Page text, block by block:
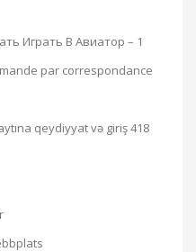
Играть В Авиатор – 1
par correspondance
qeydiyyat və giriş 418